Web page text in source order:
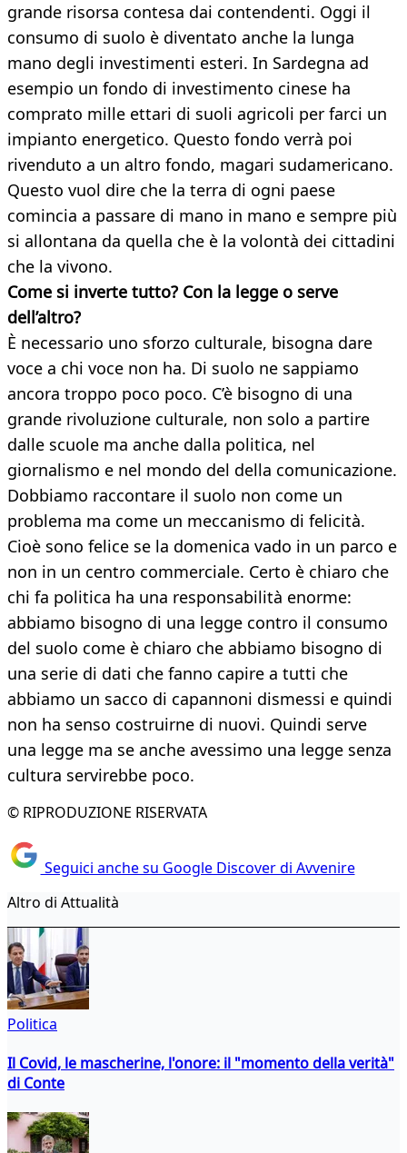
grande risorsa contesa dai contendenti. Oggi il
consumo di suolo è diventato anche la lunga
mano degli investimenti esteri. In Sardegna ad
esempio un fondo di investimento cinese ha
comprato mille ettari di suoli agricoli per farci un
impianto energetico. Questo fondo verrà poi
rivenduto a un altro fondo, magari sudamericano.
Questo vuol dire che la terra di ogni paese
comincia a passare di mano in mano e sempre più
si allontana da quella che è la volontà dei cittadini
che la vivono.
Come si inverte tutto? Con la legge o serve
dell’altro?
È necessario uno sforzo culturale, bisogna dare
voce a chi voce non ha. Di suolo ne sappiamo
ancora troppo poco poco. C’è bisogno di una
grande rivoluzione culturale, non solo a partire
dalle scuole ma anche dalla politica, nel
giornalismo e nel mondo del della comunicazione.
Dobbiamo raccontare il suolo non come un
problema ma come un meccanismo di felicità.
Cioè sono felice se la domenica vado in un parco e
non in un centro commerciale. Certo è chiaro che
chi fa politica ha una responsabilità enorme:
abbiamo bisogno di una legge contro il consumo
del suolo come è chiaro che abbiamo bisogno di
una serie di dati che fanno capire a tutti che
abbiamo un sacco di capannoni dismessi e quindi
non ha senso costruirne di nuovi. Quindi serve
una legge ma se anche avessimo una legge senza
cultura servirebbe poco.
© RIPRODUZIONE RISERVATA
Seguici anche su Google Discover di Avvenire
Altro di Attualità
Politica
Il Covid, le mascherine, l'onore: il "momento della verità"
di Conte